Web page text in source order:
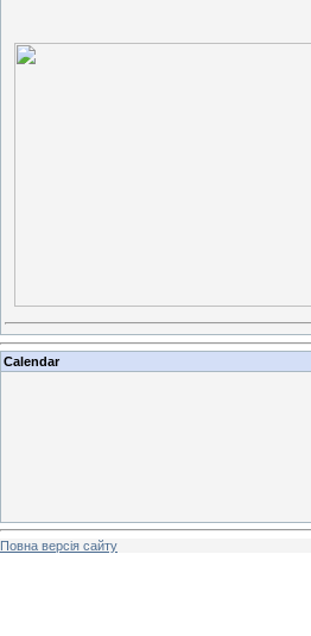
Calendar
Повна версія сайту